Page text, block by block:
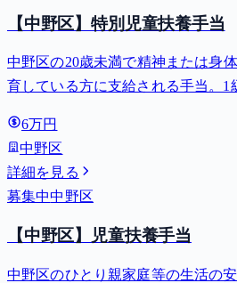
【中野区】特別児童扶養手当
中野区の20歳未満で精神または身
育している方に支給される手当。1
6万円
中野区
詳細を見る
募集中中野区
【中野区】児童扶養手当
中野区のひとり親家庭等の生活の